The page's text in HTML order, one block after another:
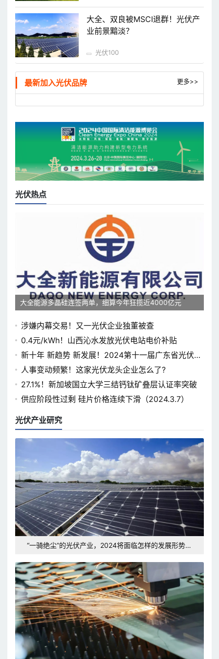
大全、双良被MSCI退群！光伏产
业前景黯淡？
光伏100
最新加入光伏品牌 更多>>
光伏热点
大全能源多晶硅连签两单，细算今年狂揽近4000亿元
涉嫌内幕交易！又一光伏企业独董被查
0.4元/kWh！山西沁水发放光伏电站电价补贴
新十年 新趋势 新发展！2024第十一届广东省光伏论
坛即将开幕
人事变动频繁！这家光伏龙头企业怎么了?
27.1%！新加坡国立大学三结钙钛矿叠层认证率突破
供应阶段性过剩 硅片价格连续下滑（2024.3.7）
光伏产业研究
“一骑绝尘”的光伏产业，2024将面临怎样的发展形势和